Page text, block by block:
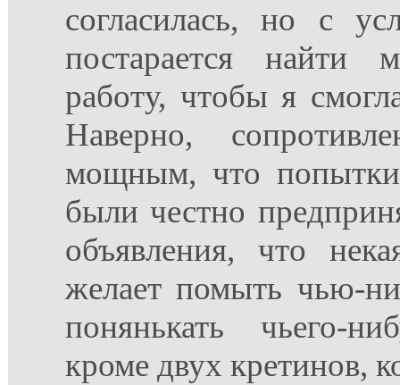
согласилась, но с
постарается
работу, чтобы я
Наверно,
мощным, что попытки
были честно
объявления, что
желает помыть чью-
понянькать чьего-
кроме двух кретинов,